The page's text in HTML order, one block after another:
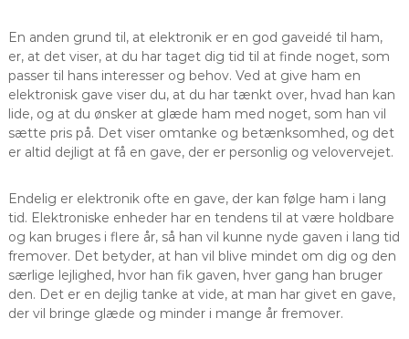
En anden grund til, at elektronik er en god gaveidé til ham,
er, at det viser, at du har taget dig tid til at finde noget, som
passer til hans interesser og behov. Ved at give ham en
elektronisk gave viser du, at du har tænkt over, hvad han kan
lide, og at du ønsker at glæde ham med noget, som han vil
sætte pris på. Det viser omtanke og betænksomhed, og det
er altid dejligt at få en gave, der er personlig og velovervejet.
Endelig er elektronik ofte en gave, der kan følge ham i lang
tid. Elektroniske enheder har en tendens til at være holdbare
og kan bruges i flere år, så han vil kunne nyde gaven i lang tid
fremover. Det betyder, at han vil blive mindet om dig og den
særlige lejlighed, hvor han fik gaven, hver gang han bruger
den. Det er en dejlig tanke at vide, at man har givet en gave,
der vil bringe glæde og minder i mange år fremover.